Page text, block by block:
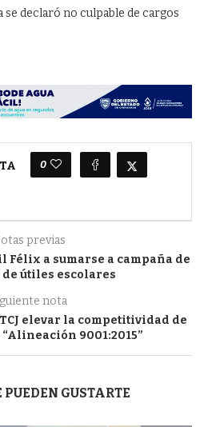
se declaró no culpable de cargos
0
previas
a sumarse a campaña de
útiles escolares
nota
elevar la competitividad de
9001:2015”
PUEDEN GUSTARTE